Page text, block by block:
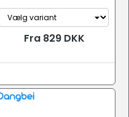
Fra 829 DKK